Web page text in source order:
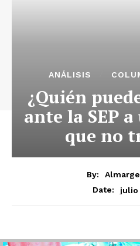
ANÁLISIS
¿Quién
ante la SEP
que no
By:
Date:
julio